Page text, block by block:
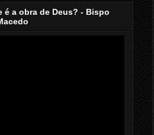
é a obra de Deus? - Bispo